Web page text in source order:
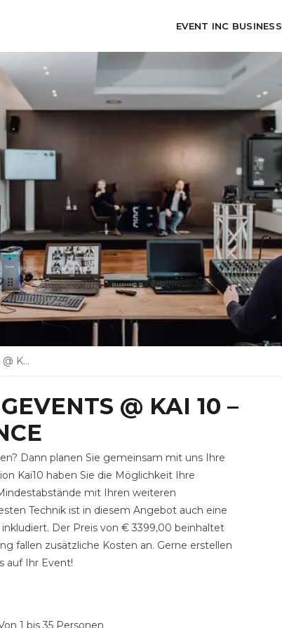
EVENT INC BUSINESS
@ KAI 10 –
Dann planen Sie gemeinsam mit uns Ihre
Kai10 haben Sie die Möglichkeit Ihre
mit Ihren weiteren
Technik ist in diesem Angebot auch eine
Der Preis von € 3399,00 beinhaltet
fallen zusätzliche Kosten an. Gerne erstellen
auf Ihr Event!
1 bis 35 Personen